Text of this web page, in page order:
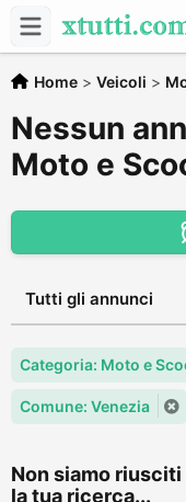
Home > Veicoli >
Nessun
Moto e
Tutti gli annunci
Categoria: Moto e
Comune: Venezia
Non siamo
la tua ricerca...